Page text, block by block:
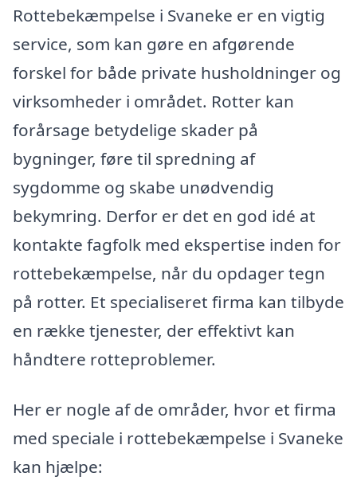
Rottebekæmpelse i Svaneke er en vigtig
service, som kan gøre en afgørende
forskel for både private husholdninger og
virksomheder i området. Rotter kan
forårsage betydelige skader på
bygninger, føre til spredning af
sygdomme og skabe unødvendig
bekymring. Derfor er det en god idé at
kontakte fagfolk med ekspertise inden for
rottebekæmpelse, når du opdager tegn
på rotter. Et specialiseret firma kan tilbyde
en række tjenester, der effektivt kan
håndtere rotteproblemer.
Her er nogle af de områder, hvor et firma
med speciale i rottebekæmpelse i Svaneke
kan hjælpe: